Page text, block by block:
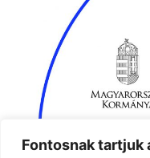
Fontosnak tartjuk